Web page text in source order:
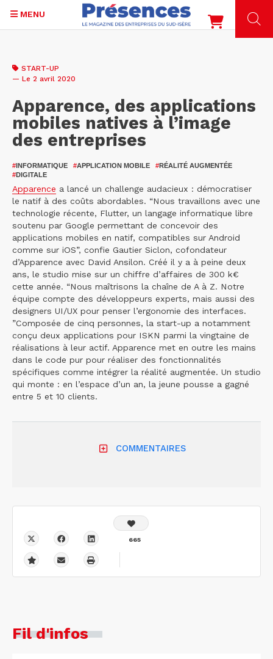
contenu
MENU
START-UP
— Le 2 avril 2020
Apparence, des applications
mobiles natives à l’image
des entreprises
#INFORMATIQUE #APPLICATION MOBILE #RÉALITÉ AUGMENTÉE
#DIGITALE
Apparence a lancé un challenge audacieux : démocratiser
le natif à des coûts abordables. “Nous travaillons avec une
technologie récente, Flutter, un langage informatique libre
soutenu par Google permettant de concevoir des
applications mobiles en natif, compatibles sur Android
comme sur iOS”, confie Gautier Siclon, cofondateur
d’Apparence avec David Ansilon. Créé il y a à peine deux
ans, le studio mise sur un chiffre d’affaires de 300 k€
cette année. “Nous maîtrisons la chaîne de A à Z. Notre
équipe compte des développeurs experts, mais aussi des
designers UI/UX pour penser l’ergonomie des interfaces.
”Composée de cinq personnes, la start-up a notamment
conçu deux applications pour ISKN parmi la vingtaine de
réalisations à leur actif. Apparence met en outre les mains
dans le code pur pour réaliser des fonctionnalités
spécifiques comme intégrer la réalité augmentée. Un studio
qui monte : en l’espace d’un an, la jeune pousse a gagné
entre 5 et 10 clients.
COMMENTAIRES
665
Fil d'infos